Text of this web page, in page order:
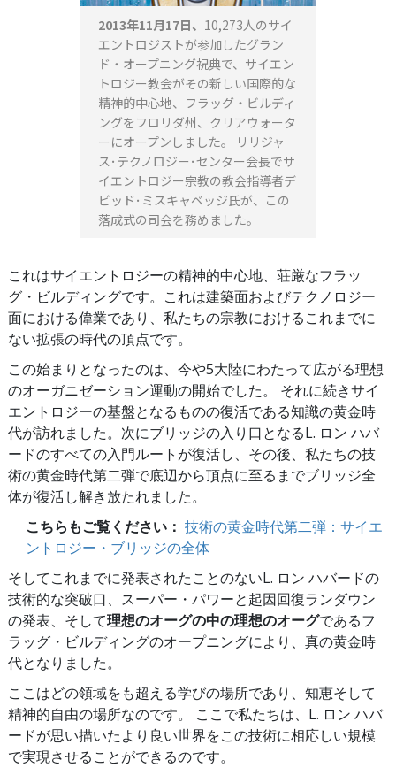
2013年11月17日、 10,273人のサイ
エントロジストが参加したグラン
ド・オープニング祝典で、サイエン
トロジー教会がその新しい国際的な
精神的中心地、フラッグ・ビルディ
ングをフロリダ州、クリアウォータ
ーにオープンしました。 リリジャ
ス･テクノロジー･センター会長でサ
イエントロジー宗教の教会指導者デ
ビッド･ミスキャベッジ氏が、この
落成式の司会を務めました。
これはサイエントロジーの精神的中心地、荘厳なフラッ
グ・ビルディングです。これは建築面およびテクノロジー
面における偉業であり、私たちの宗教におけるこれまでに
ない拡張の時代の頂点です。
この始まりとなったのは、今や5大陸にわたって広がる理想
のオーガニゼーション運動の開始でした。 それに続きサイ
エントロジーの基盤となるものの復活である知識の黄金時
代が訪れました。次にブリッジの入り口となるL. ロン ハバ
ードのすべての入門ルートが復活し、その後、私たちの技
術の黄金時代第二弾で底辺から頂点に至るまでブリッジ全
体が復活し解き放たれました。
こちらもご覧ください： 技術の黄金時代第二弾：サイエ
ントロジー・ブリッジの全体
そしてこれまでに発表されたことのないL. ロン ハバードの
技術的な突破口、スーパー・パワーと起因回復ランダウン
の発表、そして理想のオーグの中の理想のオーグであるフ
ラッグ・ビルディングのオープニングにより、真の黄金時
代となりました。
ここはどの領域をも超える学びの場所であり、知恵そして
精神的自由の場所なのです。 ここで私たちは、L. ロン ハバ
ードが思い描いたより良い世界をこの技術に相応しい規模
で実現させることができるのです。